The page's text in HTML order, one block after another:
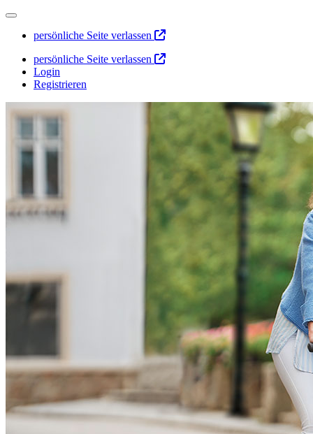
persönliche Seite verlassen
persönliche Seite verlassen
Login
Registrieren